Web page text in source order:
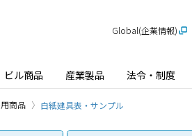
ビル商品 産業製品 法令・制度
Global(企業情報)
商品 白紙建具表・サンプル